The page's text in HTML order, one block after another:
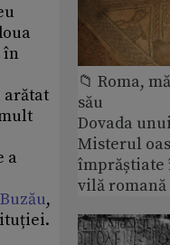
în
a
,
📁 Roma,
său
Dovada
Misterul
împrăștiate
vilă romană